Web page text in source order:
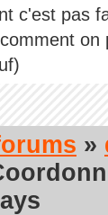
c'est pas
»